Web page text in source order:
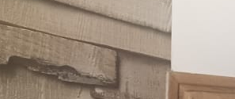
Galerie
Nous contacter